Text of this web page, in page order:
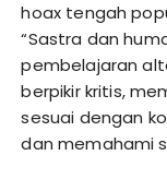
hoax tengah
“Sastra dan
pembelajaran
berpikir kritis,
sesuai dengan
dan memahami